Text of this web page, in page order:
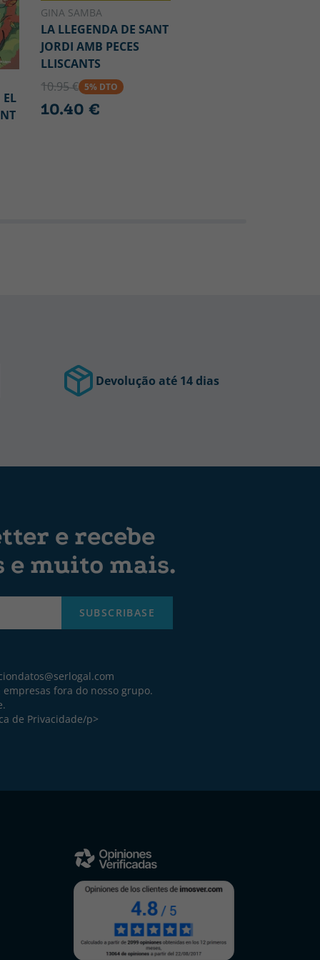
GINA SAMBA
LA LLEGENDA DE SANT
JORDI AMB PECES
LLISCANTS
10.95 € 5% DTO
10.40 €
Devolução até 14 dias
e recebe
e muito mais.
SUBSCRIBASE
fora do nosso grupo.
de Privacidade/p>